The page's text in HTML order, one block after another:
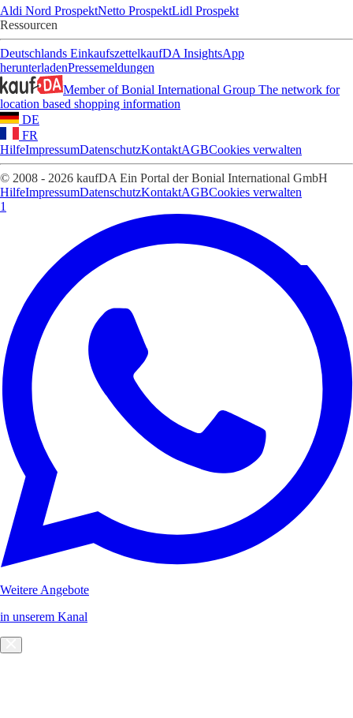
Aldi Nord ProspektNetto ProspektLidl Prospekt
Ressourcen
Deutschlands EinkaufszettelkaufDA InsightsApp
herunterladenPressemeldungen
Member of Bonial International Group The network for
location based shopping information
DE
FR
HilfeImpressumDatenschutzKontaktAGBCookies verwalten
© 2008 - 2026 kaufDA Ein Portal der Bonial International GmbH
HilfeImpressumDatenschutzKontaktAGBCookies verwalten
1
Weitere Angebote
in unserem Kanal